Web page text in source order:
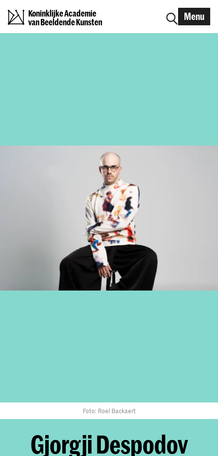
Koninklijke Academie
van Beeldende Kunsten
Menu
Foto: Roel Backaert
Gjorgji Despodov